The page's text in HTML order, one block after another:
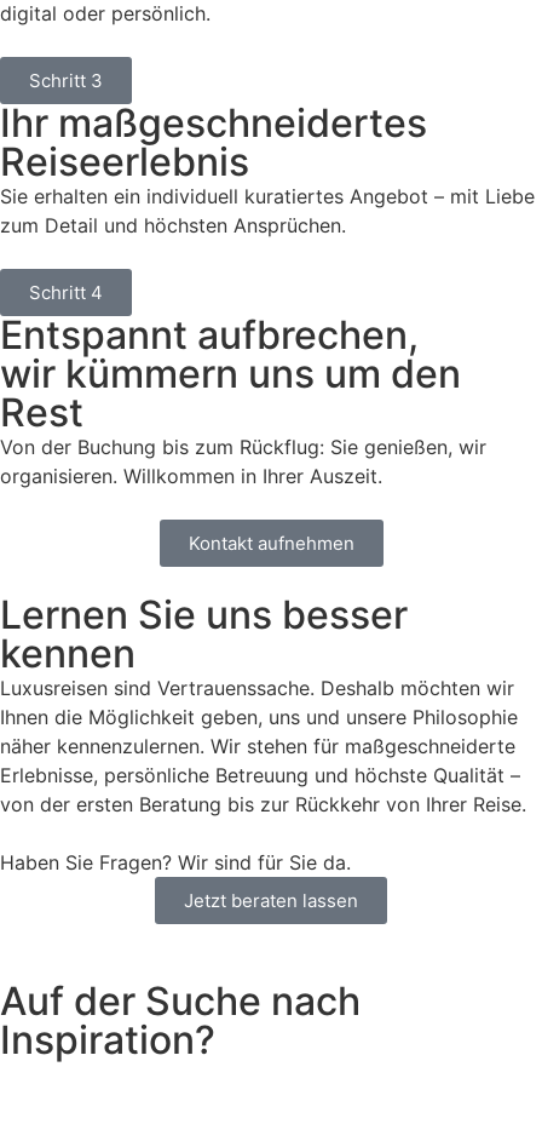
digital oder persönlich.
Schritt 3
Ihr maßgeschneidertes
Reiseerlebnis
Sie erhalten ein individuell kuratiertes Angebot – mit Liebe
zum Detail und höchsten Ansprüchen.
Schritt 4
Entspannt aufbrechen,
wir kümmern uns um den
Rest
Von der Buchung bis zum Rückflug: Sie genießen, wir
organisieren. Willkommen in Ihrer Auszeit.
Kontakt aufnehmen
Lernen Sie uns besser
kennen
Luxusreisen sind Vertrauenssache. Deshalb möchten wir
Ihnen die Möglichkeit geben, uns und unsere Philosophie
näher kennenzulernen. Wir stehen für maßgeschneiderte
Erlebnisse, persönliche Betreuung und höchste Qualität –
von der ersten Beratung bis zur Rückkehr von Ihrer Reise.
Haben Sie Fragen? Wir sind für Sie da.
Jetzt beraten lassen
Auf der Suche nach
Inspiration?